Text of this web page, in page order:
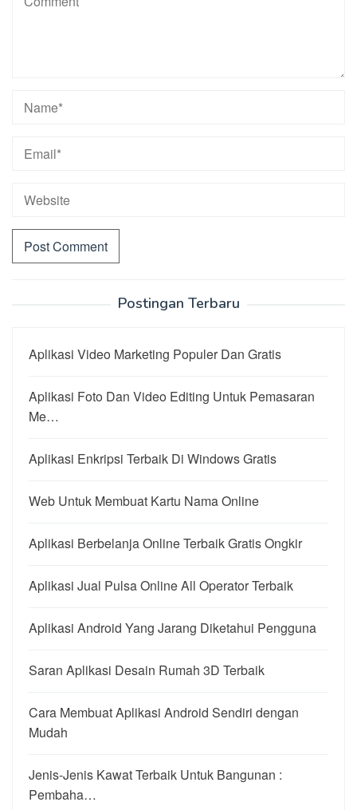
Postingan Terbaru
Aplikasi Video Marketing Populer Dan Gratis
Aplikasi Foto Dan Video Editing Untuk Pemasaran
Me…
Aplikasi Enkripsi Terbaik Di Windows Gratis
Web Untuk Membuat Kartu Nama Online
Aplikasi Berbelanja Online Terbaik Gratis Ongkir
Aplikasi Jual Pulsa Online All Operator Terbaik
Aplikasi Android Yang Jarang Diketahui Pengguna
Saran Aplikasi Desain Rumah 3D Terbaik
Cara Membuat Aplikasi Android Sendiri dengan
Mudah
Jenis-Jenis Kawat Terbaik Untuk Bangunan :
Pembaha…